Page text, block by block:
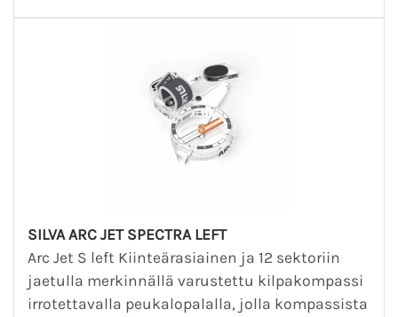
SILVA ARC JET SPECTRA LEFT
Arc Jet S left Kiinteärasiainen ja 12 sektoriin
jaetulla merkinnällä varustettu kilpakompassi
irrotettavalla peukalopalalla, jolla kompassista